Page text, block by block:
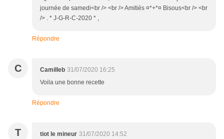
journée de samedi<br /> <br /> Amitiés ¤*+*¤ Bisous<br /> <br
/> . * J-G-R-C-2020 * ,
Répondre
C Camilleb 31/07/2020 16:25
Voila une bonne recette
Répondre
T tiot le mineur 31/07/2020 14:52